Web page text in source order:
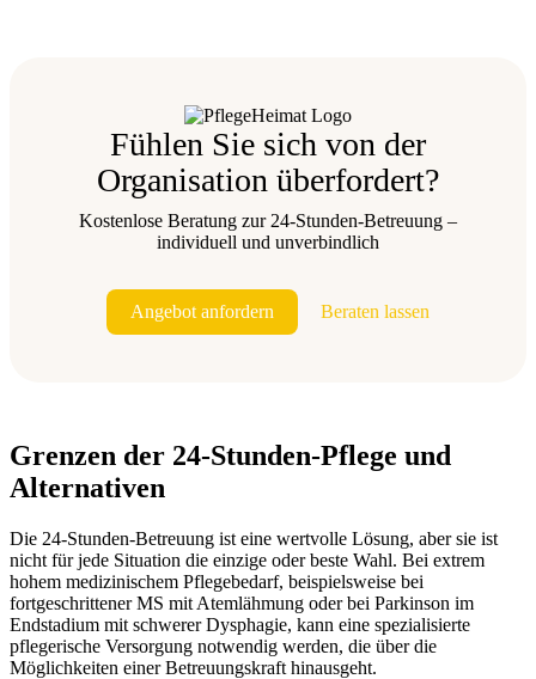
Fühlen Sie sich von der
Organisation überfordert?
Kostenlose Beratung zur 24-Stunden-Betreuung –
individuell und unverbindlich
Angebot anfordern Beraten lassen
Grenzen der 24-Stunden-Pflege und
Alternativen
Die 24-Stunden-Betreuung ist eine wertvolle Lösung, aber sie ist
nicht für jede Situation die einzige oder beste Wahl. Bei extrem
hohem medizinischem Pflegebedarf, beispielsweise bei
fortgeschrittener MS mit Atemlähmung oder bei Parkinson im
Endstadium mit schwerer Dysphagie, kann eine spezialisierte
pflegerische Versorgung notwendig werden, die über die
Möglichkeiten einer Betreuungskraft hinausgeht.